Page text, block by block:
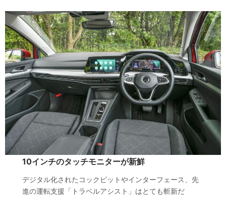
10インチのタッチモニターが新鮮
デジタル化されたコックピットやインターフェース、先
進の運転支援「トラベルアシスト」はとても斬新だ